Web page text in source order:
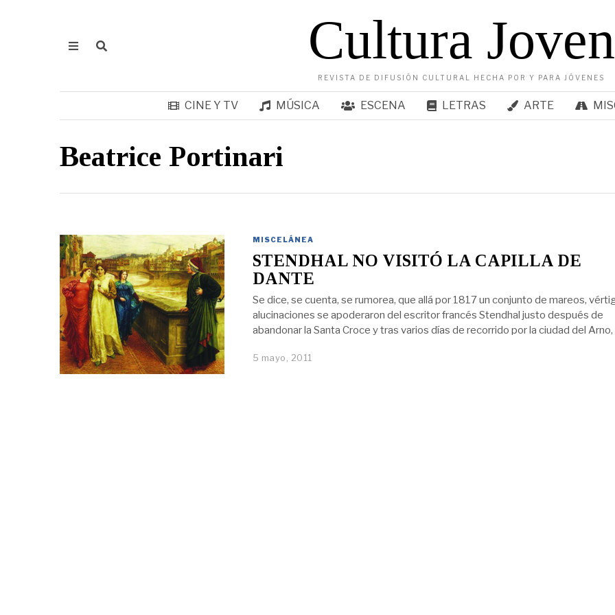
Cultura Joven
REVISTA DE DIFUSIÓN CULTURAL HECHA POR Y PARA JÓVENES
CINE Y TV MÚSICA ESCENA LETRAS ARTE
Beatrice Portinari
MISCELÁNEA
STENDHAL NO VISITÓ LA CAPILLA DE
DANTE
Se dice, se cuenta, se rumorea, que allá por 1817 un conjunto de mareos,
alucinaciones se apoderaron del escritor francés Stendhal justo después de
abandonar la Santa Croce y tras varios días de recorrido por la ciudad del Arno,
5 mayo, 2011